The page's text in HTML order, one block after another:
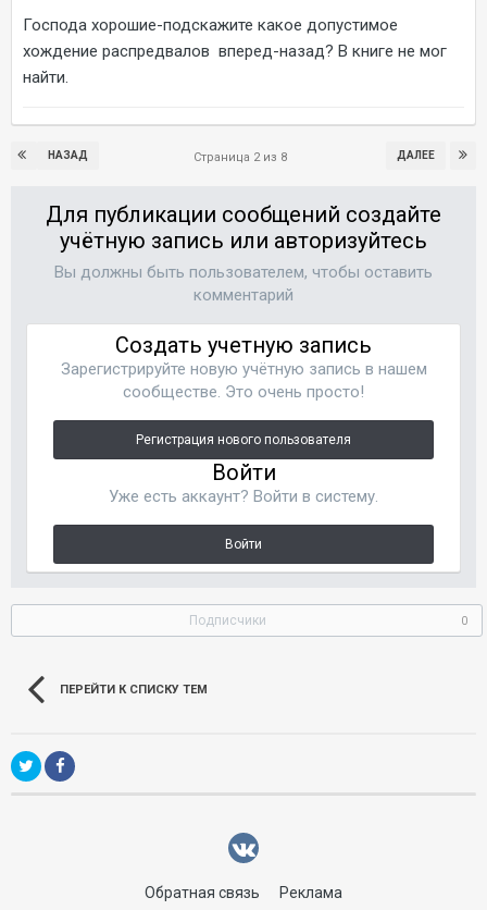
Господа хорошие-подскажите какое допустимое
хождение распредвалов вперед-назад? В книге не мог
найти.
НАЗАД ДАЛЕЕ
Страница 2 из 8
Для публикации сообщений создайте
учётную запись или авторизуйтесь
Вы должны быть пользователем, чтобы оставить
комментарий
Создать учетную запись
Зарегистрируйте новую учётную запись в нашем
сообществе. Это очень просто!
Регистрация нового пользователя
Войти
Уже есть аккаунт? Войти в систему.
Войти
Подписчики 0
ПЕРЕЙТИ К СПИСКУ ТЕМ
Обратная связь Реклама